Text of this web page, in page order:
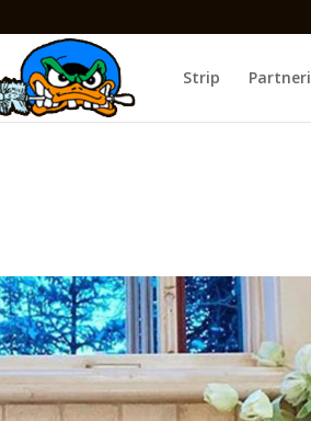
Strip Partneri